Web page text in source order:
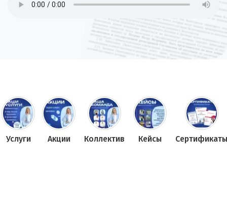
Услуги Акции Коллектив Кейсы Сертификаты